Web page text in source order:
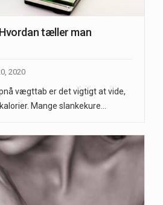
tæller man
2020
vægttab er det vigtigt at vide,
Mange slankekure…